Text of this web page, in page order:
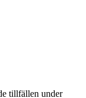
tillfällen under